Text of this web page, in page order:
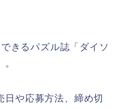
きるパズル誌「ダイソ
日や応募方法、締め切